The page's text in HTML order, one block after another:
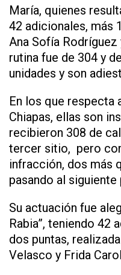
María, quienes
42 adicionales, más
Ana Sofía
rutina fue de 304 y
unidades y son
En los que respecta
Chiapas, ellas son
recibieron 308 de
tercer sitio, pero
infracción, dos más
pasando al siguiente
Su actuación fue
Rabia”, teniendo 42
dos puntas,
Velasco y Frida